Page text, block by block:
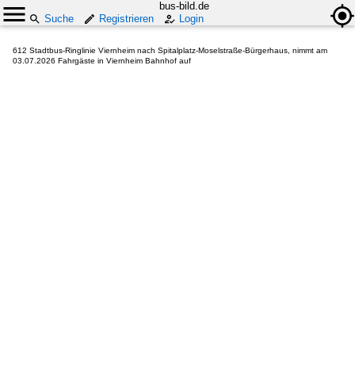
bus-bild.de
Suche
Registrieren Login
612 Stadtbus-Ringlinie Viernheim nach Spitalplatz-Moselstraße-Bürgerhaus, nimmt am
03.07.2026 Fahrgäste in Viernheim Bahnhof auf